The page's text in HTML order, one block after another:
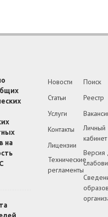
на
Новости
Статьи
Услуги
Контакты
Лицензии
Технические
регламенты
Поиск
Реестр
Личный
кабинет
Версия